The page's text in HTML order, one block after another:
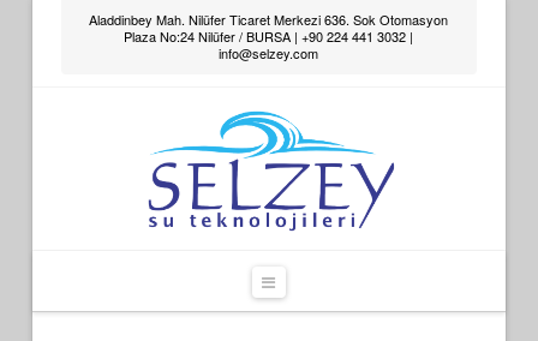
Aladdinbey Mah. Nilüfer Ticaret Merkezi 636. Sok Otomasyon
Plaza No:24 Nilüfer / BURSA | +90 224 441 3032 |
info@selzey.com
Navigation